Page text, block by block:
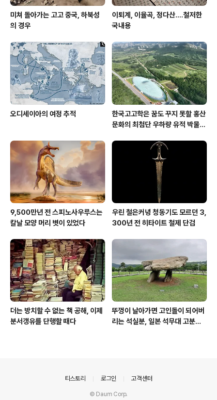
미쳐 돌아가는 고고 중국, 하북성
의 경우
이퇴계, 이율곡, 정다산....철저한
국내용
오디세이아의 여정 추적
한국고고학은 꿈도 꾸지 못할 홍산
문화의 최첨단 우하량 유적 박물관
9,500만년 전 스피노사우루스는
칼날 모양 머리 볏이 있었다
우린 철은커녕 청동기도 모르던 3,
300년 전 히타이트 철제 단검
더는 방치할 수 없는 책 공해, 이제
분서갱유를 단행할 때다
뚜껑이 날아가면 고인돌이 되어버
리는 석실분, 일본 석무대 고분의
티스토리 로그인 고객센터
© Daum Corp.